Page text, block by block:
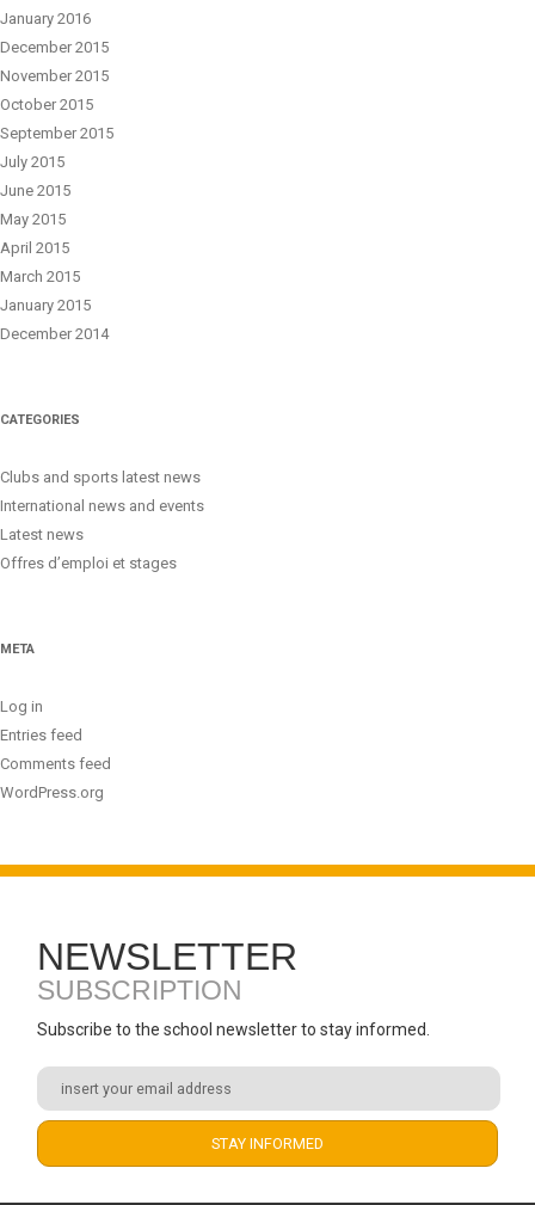
January 2016
December 2015
November 2015
October 2015
September 2015
July 2015
June 2015
May 2015
April 2015
March 2015
January 2015
December 2014
CATEGORIES
Clubs and sports latest news
International news and events
Latest news
Offres d’emploi et stages
META
Log in
Entries feed
Comments feed
WordPress.org
NEWSLETTER
SUBSCRIPTION
Subscribe to the school newsletter to stay informed.